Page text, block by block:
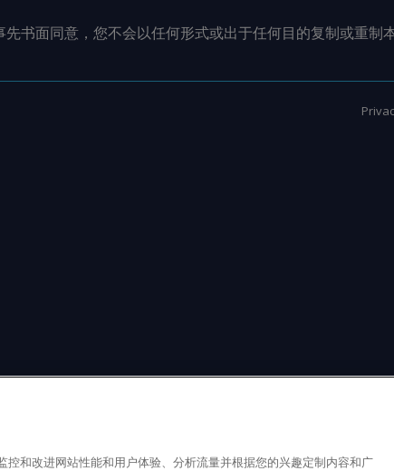
书面同意，您不会以任何形式或出于任何目的复制或重制
控和改进网站性能和用户体验、分析流量并根据您的兴趣定制内容和广